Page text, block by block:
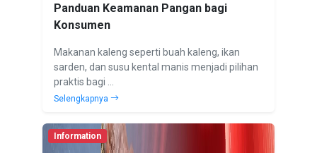
Panduan Keamanan Pangan bagi
Konsumen
Makanan kaleng seperti buah kaleng, ikan
sarden, dan susu kental manis menjadi pilihan
praktis bagi ...
Selengkapnya
Information